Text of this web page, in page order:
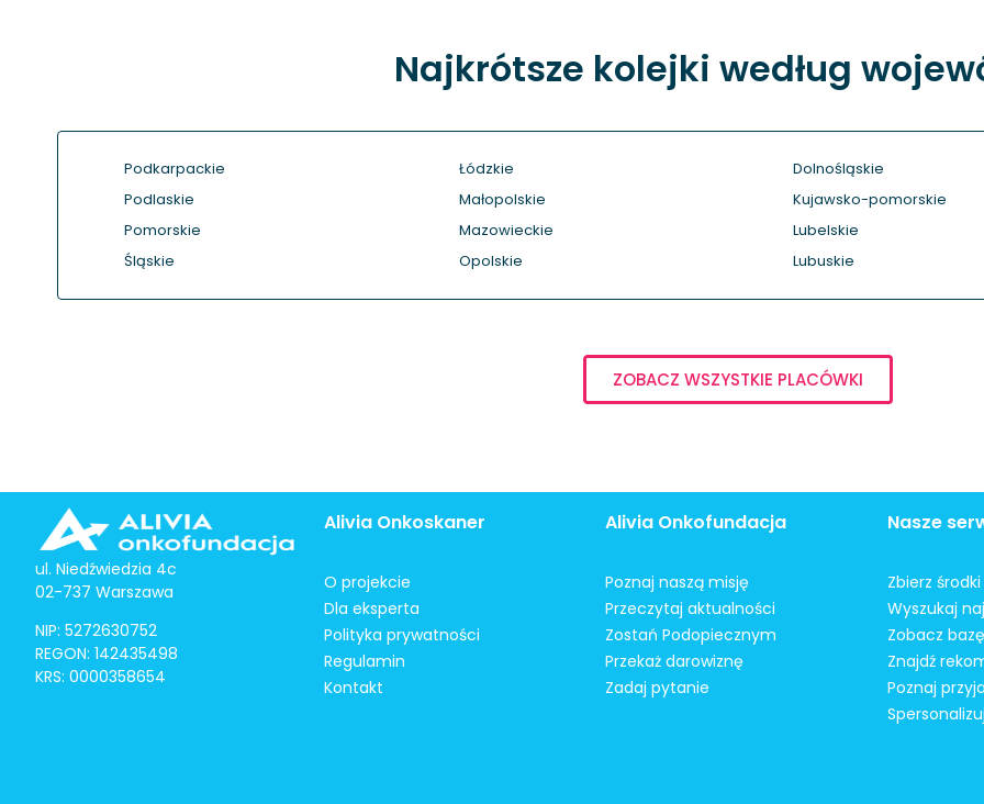
Najkrótsze kolejki według
Podkarpackie
Podlaskie
Pomorskie
Śląskie
Łódzkie
Małopolskie
Mazowieckie
Opolskie
Dolnośląskie
Kujawsko-pomorskie
Lubelskie
Lubuskie
ZOBACZ WSZYSTKIE PLACÓWKI
ul. Niedźwiedzia 4c
02-737 Warszawa
NIP: 5272630752
REGON: 142435498
KRS: 0000358654
Alivia Onkoskaner
O projekcie
Dla eksperta
Polityka prywatności
Regulamin
Kontakt
Alivia Onkofundacja
Poznaj naszą misję
Przeczytaj aktualności
Zostań Podopiecznym
Przekaż darowiznę
Zadaj pytanie
Nasze
Zbierz
Wyszukaj
Zobacz
Znajdź
Poznaj